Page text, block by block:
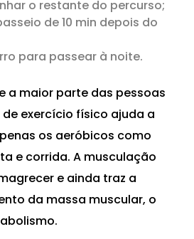
o restante do percurso;
de 10 min depois do
para passear à noite.
a maior parte das pessoas
exercício físico ajuda a
os aeróbicos como
e corrida. A musculação
e ainda traz a
da massa muscular, o